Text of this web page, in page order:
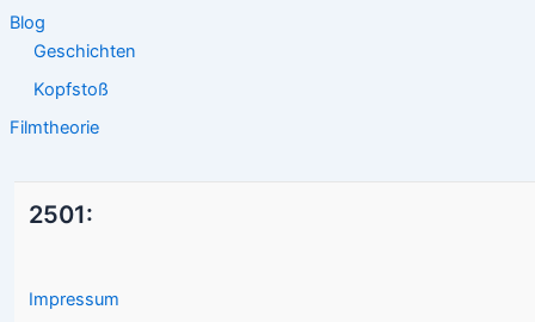
Blog
Geschichten
Kopfstoß
Filmtheorie
2501:
Impressum